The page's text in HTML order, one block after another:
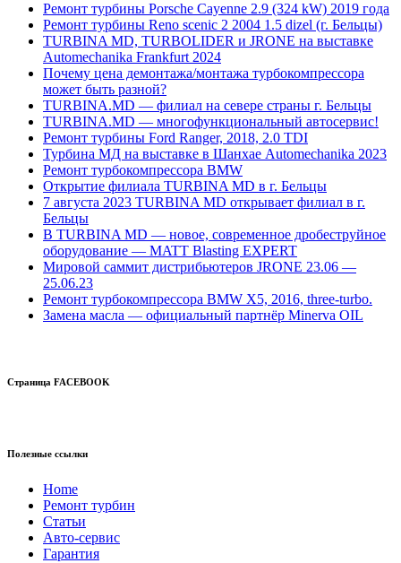
Ремонт турбины Porsche Cayenne 2.9 (324 kW) 2019 года
Ремонт турбины Reno scenic 2 2004 1.5 dizel (г. Бельцы)
TURBINA MD, TURBOLIDER и JRONE на выставке
Automechanika Frankfurt 2024
Почему цена демонтажа/монтажа турбокомпрессора
может быть разной?
TURBINA.MD — филиал на севере страны г. Бельцы
TURBINA.MD — многофункциональный автосервис!
Ремонт турбины Ford Ranger, 2018, 2.0 TDI
Турбина МД на выставке в Шанхае Automechanika 2023
Ремонт турбокомпрессора BMW
Открытие филиала TURBINA MD в г. Бельцы
7 августа 2023 TURBINA MD открывает филиал в г.
Бельцы
В TURBINA MD — новое, современное дробеструйное
оборудование — MATT Blasting EXPERT
Мировой саммит дистрибьютеров JRONE 23.06 —
25.06.23
Ремонт турбокомпрессора BMW X5, 2016, three-turbo.
Замена масла — официальный партнёр Minerva OIL
Страница FACEBOOK
Полезные ссылки
Home
Ремонт турбин
Статьи
Авто-сервис
Гарантия